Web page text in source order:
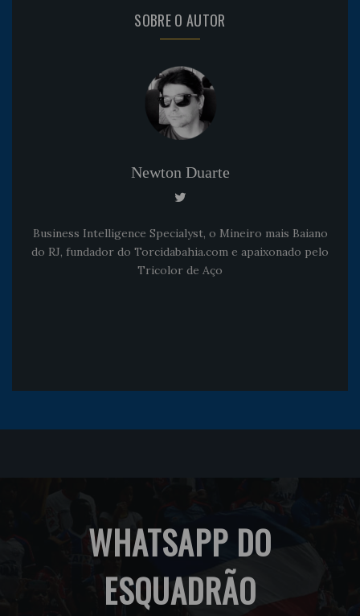
SOBRE O AUTOR
Newton Duarte
Business Intelligence Specialyst, o Mineiro mais Baiano
do RJ, fundador do Torcidabahia.com e apaixonado pelo
Tricolor de Aço
WHATSAPP DO
ESQUADRÃO